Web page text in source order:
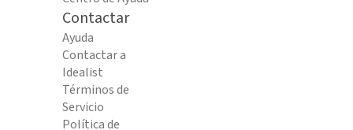
Contactar
Ayuda
Contactar a
Idealist
Términos de
Servicio
Política de